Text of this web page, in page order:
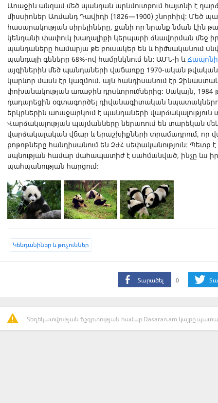
Առաջին անգամ մեծ պանդան արևմուտքում հայտնի է
միսսիոներ Առմանդ Դավիդի (1826—1900) շնորհիվ: Մեծ
հասարակության սիրելիները, քանի որ նրանք նման էին
կենդանի փափուկ խաղալիքի կերպարի ձևավորման մեջ իր
պանդաները համարյա թե բուսակեր են և հիմնականում
պանդայի գեները 68%-ով համընկնում են: ԱՄՆ-ի և
այգիներին մեծ պանդաների վաճառքը 1970-ական
կարևոր մասն էր կազմում. այն հանդիսանում էր
փոխանակության առաջին դրսևորումներից: Սակայն,
դադարեցին օգտագործել դիվանագիտական
երկրներին առաջարկում է պանդաների
Վարձակալության պայմանները ներառում են տարեկան
վարձակալական վճար և երաշխիքների տրամադրում, որ
քոթոթները հանդիսանում են ՉԺՀ սեփականություն: Պետք է
սպնության համար մահապատիժ է սահմանված, ինչը ևս
պահպանության հարցում:
Կենդանիներ և թռչուններ
Տարածել 0
Տեղեկատվության ճշգրտության համար Dasaran.am կայքը